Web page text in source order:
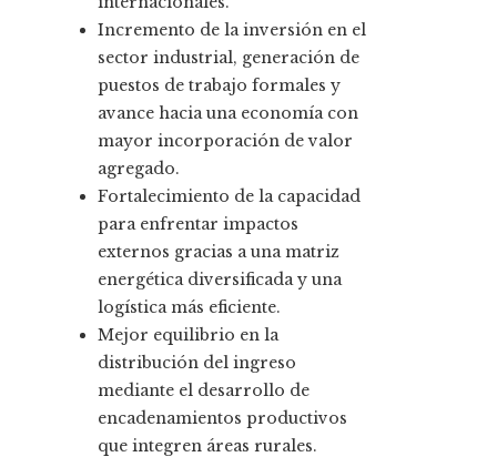
Incremento de la inversión en el
sector industrial, generación de
puestos de trabajo formales y
avance hacia una economía con
mayor incorporación de valor
agregado.
Fortalecimiento de la capacidad
para enfrentar impactos
externos gracias a una matriz
energética diversificada y una
logística más eficiente.
Mejor equilibrio en la
distribución del ingreso
mediante el desarrollo de
encadenamientos productivos
que integren áreas rurales.